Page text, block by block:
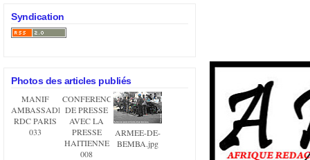
Syndication
Photos des articles publiés
MANIF
AMBASSADE
RDC PARIS
033
CONFERENCE
DE PRESSE
AVEC LA
PRESSE
HAITIENNE
008
ARMEE-DE-
BEMBA.jpg